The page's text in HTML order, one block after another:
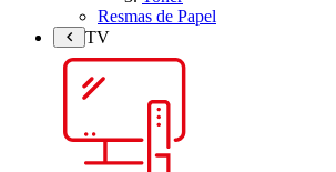
Resmas de Papel
TV